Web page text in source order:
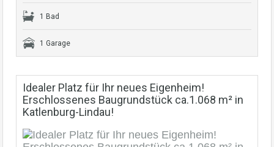
1 Bad
1 Garage
Idealer Platz für Ihr neues Eigenheim!
Erschlossenes Baugrundstück ca.1.068 m² in
Katlenburg-Lindau!